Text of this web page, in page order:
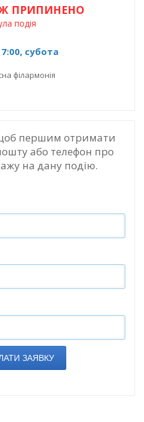
субота
філармонія
ПРИПИНЕНО
подія
першим отримати
або телефон про
на дану подію.
ЗАЯВКУ